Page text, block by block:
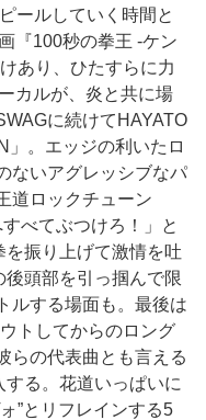
ールしていく時間と
『100秒の拳王 -ケン
あり、ひたすらに力
カルが、炎と共に場
に続けてHAYATO
」。エッジの利いたロ
ないアグレッシブなパ
道ロックチューン
べてぶつけろ！」と
を振り上げて激情を吐
頭部を引っ掴んで限
ルする場面も。最後は
トしてからのロング
らの代表曲とも言える
る。花道いっぱいに
”とリフレインする5